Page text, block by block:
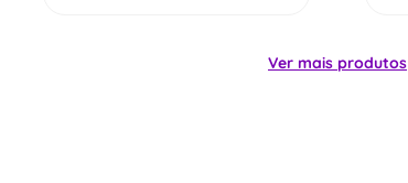
Ver mais produtos